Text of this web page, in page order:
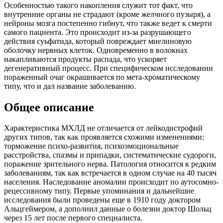
Особенностью такого накопления служит тот факт, что
внутренние органы не страдают (кроме желчного пузыря), а
нейроны мозга постепенно гибнут, что также ведет к смерти
самого пациента. Это происходит из-за разрушающего
действия суьфатида, который повреждает миелиновую
оболочку нервных клеток. Одновременно в волокнах
накапливаются продукты распада, что ускоряет
дегенеративный процесс. При специфическом исследовании
пораженный очаг окрашивается по мета-хроматическому
типу, что и дал название заболеванию.
Общее описание
Характеристика МХЛД не отличается от лейкодистрофий
других типов, так как проявляется схожими изменениями:
торможение психо-развития, психоэмоциональные
расстройства, спазмы и припадки, систематические судороги,
поражение зрительного нерва. Патология относится к редким
заболеваниям, так как встречается в одном случае на 40 тысяч
населения. Наследование аномалии происходит по аутосомно-
рецессивному типу. Первые упоминания и дальнейшие
исследования были проведены еще в 1910 году доктором
Альцгеймером, а дополнил данные о болезни доктор Шольц
через 15 лет после первого специалиста.